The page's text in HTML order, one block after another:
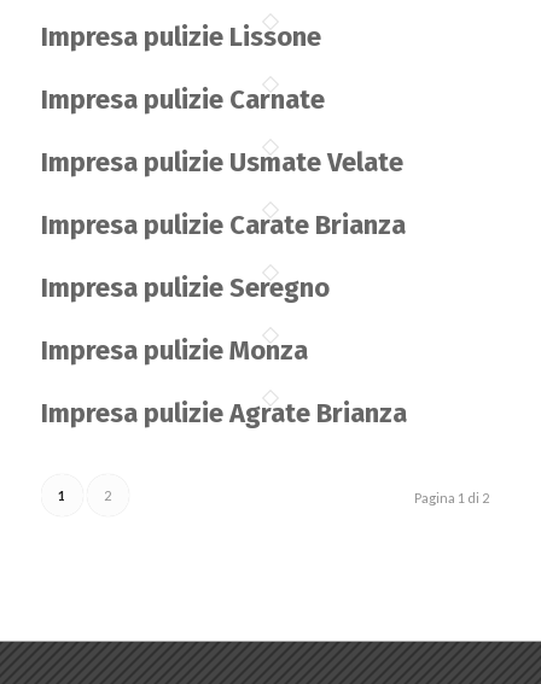
Impresa pulizie Lissone
Impresa pulizie Carnate
Impresa pulizie Usmate Velate
Impresa pulizie Carate Brianza
Impresa pulizie Seregno
Impresa pulizie Monza
Impresa pulizie Agrate Brianza
Pagina 1 di 2
1 2